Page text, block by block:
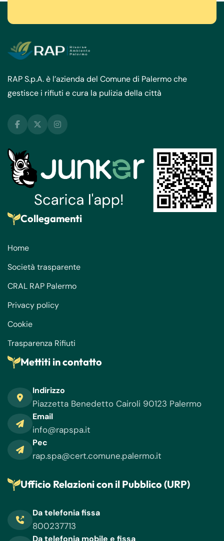
RAP S.p.A. è l’azienda del Comune di Palermo che
gestisce i rifiuti e cura la pulizia della città
Collegamenti
Home
Società trasparente
CRAL RAP Palermo
Privacy policy
Cookie
Trasparenza Rifiuti
Mettiti in contatto
Indirizzo
Piazzetta Benedetto Cairoli 90123 Palermo
Email
info@rapspa.it
Pec
rap.spa@cert.comune.palermo.it
Ufficio Relazioni con il Pubblico (URP)
Da telefonia fissa
800237713
Da telefonia mobile e fissa